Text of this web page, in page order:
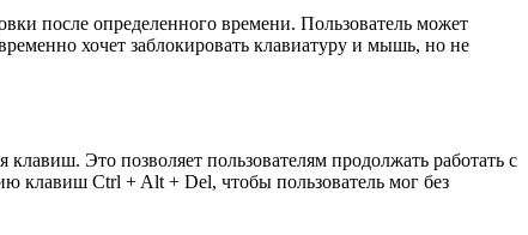
после определенного времени. Пользователь может
хочет заблокировать клавиатуру и мышь, но не
Это позволяет пользователям продолжать работать с
клавиш Ctrl + Alt + Del, чтобы пользователь мог без